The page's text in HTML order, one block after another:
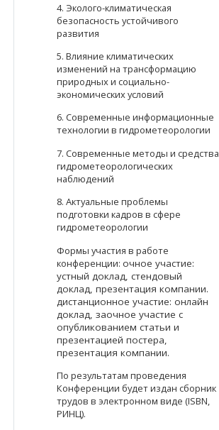
4. Эколого-климатическая
безопасность устойчивого
развития
5. Влияние климатических
изменений на трансформацию
природных и социально-
экономических условий
6. Современные информационные
технологии в гидрометеорологии
7. Современные методы и средства
гидрометеорологических
наблюдений
8. Актуальные проблемы
подготовки кадров в сфере
гидрометеорологии
Формы участия в работе
конференции: очное участие:
устный доклад, стендовый
доклад, презентация компании.
дистанционное участие: онлайн
доклад, заочное участие с
опубликованием статьи и
презентацией постера,
презентация компании.
По результатам проведения
Конференции будет издан сборник
трудов в электронном виде (ISBN,
РИНЦ).